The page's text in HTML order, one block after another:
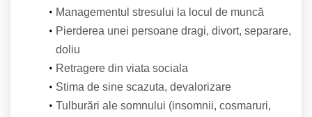
Managementul stresului la locul de muncă
Pierderea unei persoane dragi, divort, separare,
doliu
Retragere din viata sociala
Stima de sine scazuta, devalorizare
Tulburări ale somnului (insomnii, cosmaruri,